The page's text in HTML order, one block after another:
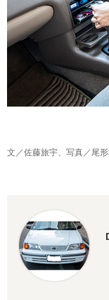
文／佐藤旅宇、写真／尾